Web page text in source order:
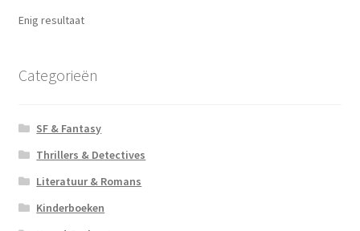
Enig resultaat
Categorieën
SF & Fantasy
Thrillers & Detectives
Literatuur & Romans
Kinderboeken